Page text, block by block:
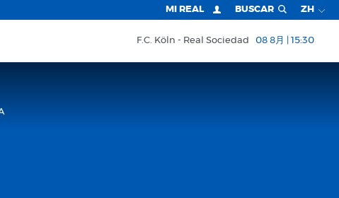
MI REAL BUSCAR ZH
F.C. Köln Real Sociedad 08 8月 | 15:30